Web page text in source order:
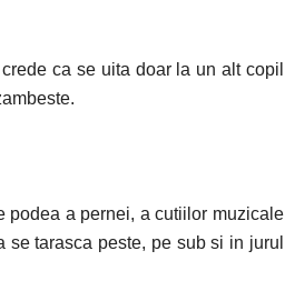
ca se uita doar la un alt copil
podea a pernei, a cutiilor muzicale
tarasca peste, pe sub si in jurul